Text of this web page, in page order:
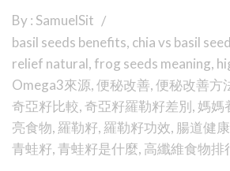
By : SamuelSit
basil seeds benefits, chia vs basil
relief natural,frog seeds meaning,
Omega3來源,便秘改善,便秘改善方
奇亞籽比較,奇亞籽羅勒籽差別, 媽媽
亮食物, 羅勒籽, 羅勒籽功效, 腸道健康
青蛙籽,青蛙籽是什麼, 高纖維食物排